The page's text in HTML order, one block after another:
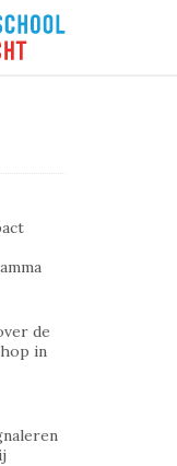
de
in